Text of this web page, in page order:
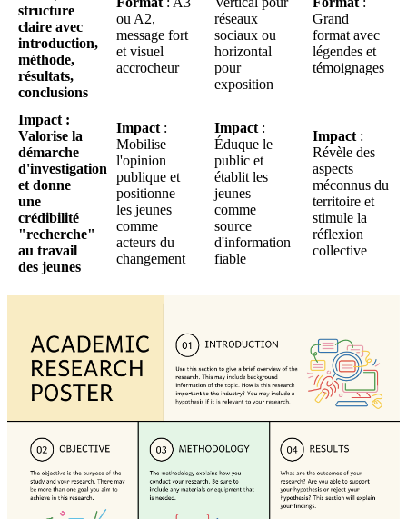
structure
claire avec
introduction,
méthode,
résultats,
conclusions
ou A2,
message fort
et visuel
accrocheur
réseaux
sociaux ou
horizontal
pour
exposition
Grand
format avec
légendes et
témoignages
Impact :
Valorise la
démarche
d'investigation
et donne
une
crédibilité
"recherche"
au travail
des jeunes
Impact :
Mobilise
l'opinion
publique et
positionne
les jeunes
comme
acteurs du
changement
Impact :
Éduque le
public et
établit les
jeunes
comme
source
d'information
fiable
Impact :
Révèle des
aspects
méconnus du
territoire et
stimule la
réflexion
collective